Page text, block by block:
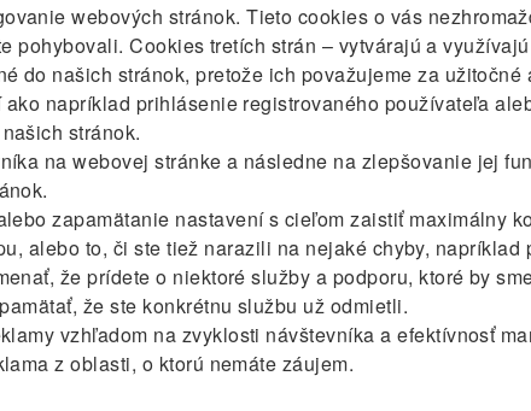
webových stránok. Tieto cookies o vás
pohybovali. Cookies tretích strán – vytvárajú a
do našich stránok, pretože ich považujeme za užitočné
napríklad prihlásenie registrovaného používateľa
stránok.
na webovej stránke a následne na zlepšovanie jej
zapamätanie nastavení s cieľom zaistiť maximálny
alebo to, či ste tiež narazili na nejaké chyby,
že prídete o niektoré služby a podporu, ktoré by
že ste konkrétnu službu už odmietli.
vzhľadom na zvyklosti návštevníka a efektívnosť
z oblasti, o ktorú nemáte záujem.